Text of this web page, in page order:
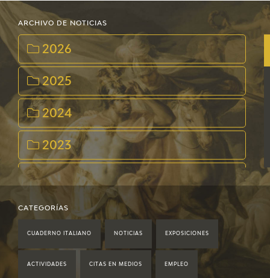
ARCHIVO DE NOTICIAS
2026
2025
2024
2023
2022
2021
CATEGORÍAS
CUADERNO ITALIANO NOTICIAS EXPOSICIONES
ACTIVIDADES CITAS EN MEDIOS EMPLEO